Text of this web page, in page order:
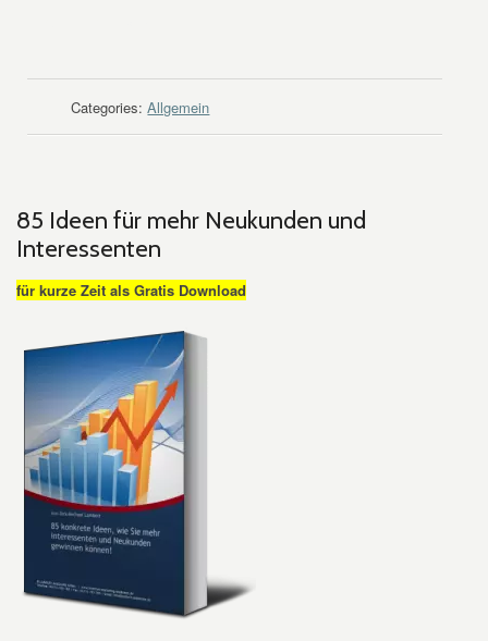
Categories: Allgemein
85 Ideen für mehr Neukunden und
Interessenten
für kurze Zeit als Gratis Download